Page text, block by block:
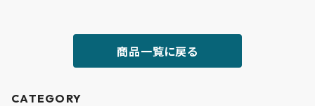
商品一覧に戻る
CATEGORY